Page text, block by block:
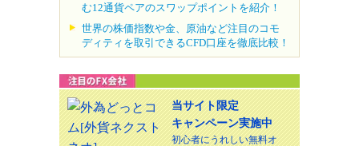
む12通貨ペアのスワップポイントを紹介！
世界の株価指数や金、原油など注目のコモ
ディティを取引できるCFD口座を徹底比較！
当サイト限定
キャンペーン実施中
初心者にうれしい無料オ